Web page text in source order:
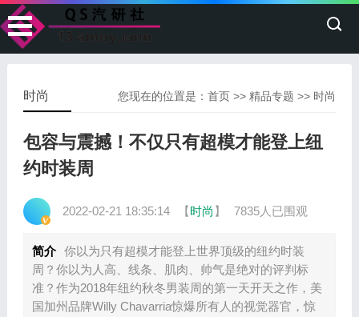
您现在的位置是：首页 >>精品专题 >> 时尚
时尚
包容与震撼！不仅只有超模才能登上纽
约时装周
2022-02-21 18:35:14 【时尚 】 7835人已围观
简介 你以为只有超模才能登上世界顶级的纽约时装
周？你以为人高、线条、肌肉、帅气是绝对的评判标
准？作为2018年纽约秋冬男装周的第一天开天之作，美
国加州品牌Willy Chavarria惊爆所有人的视觉器官，惊